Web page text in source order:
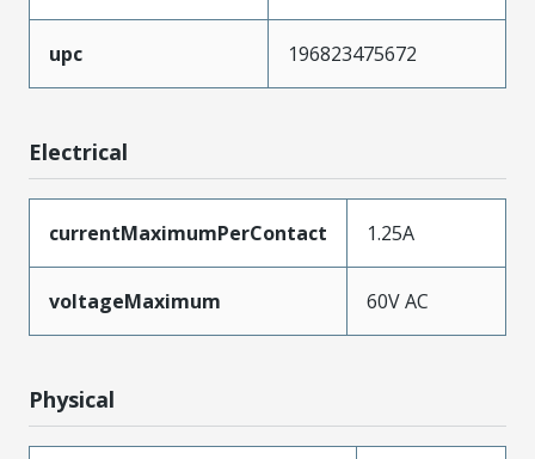
upc 196823475672
Electrical
currentMaximumPerContact 1.25A
voltageMaximum 60V AC
Physical